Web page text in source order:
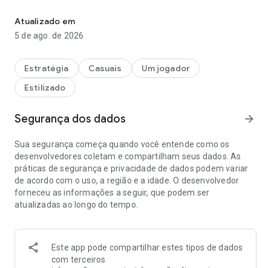
companha.
Leve a vingança a seus opressores; junte-se à equipes,
Jogadores ao vivo se enfrentam em batalhas implacáveis,
abrindo um enorme espaço para competição e colaboração.
Destrua o inimigo para ganhar ouro e acesso a novos tanques
na loja!
O aplicativo para tanques online permite a você:
- jogar a partir de um celular ou computador
- obter informações do hangar
- revisar o status mais recentes dos recursos do jogo
- acessar novidades de projetos
- participar em um chat ativo e contínuo com um grande
- e muito mais
Atualizado em
5 de ago. de 2026
Estratégia Casuais
Um jogador
Estilizado
Segurança dos dados arrow_forward
Sua segurança começa quando você entende como os
desenvolvedores coletam e compartilham seus dados. As
práticas de segurança e privacidade de dados podem variar
de acordo com o uso, a região e a idade. O desenvolvedor
forneceu as informações a seguir, que podem ser
atualizadas ao longo do tempo.
Este app pode compartilhar estes tipos de dados
com terceiros